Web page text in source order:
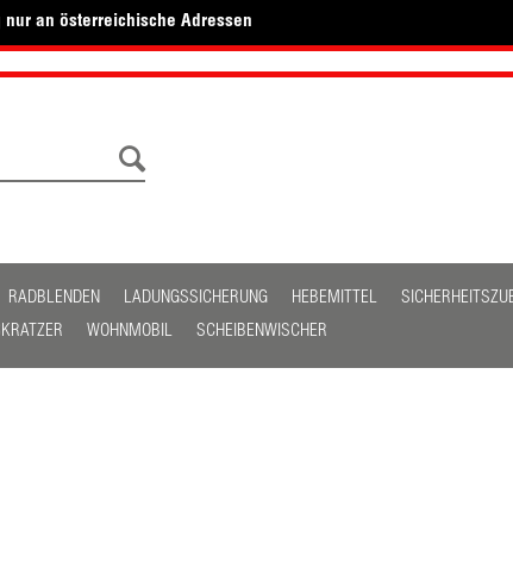
nur an österreichische Adressen
RADBLENDEN LADUNGSSICHERUNG HEBEMITTEL
WOHNMOBIL SCHEIBENWISCHER